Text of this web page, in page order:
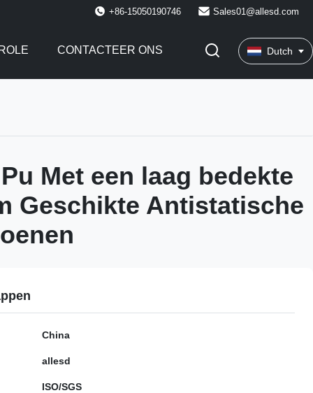
+86-15050190746 Sales01@allesd.com
CONTACTEER ONS Dutch
Met een laag bedekte
Geschikte Antistatische
China
allesd
ISO/SGS